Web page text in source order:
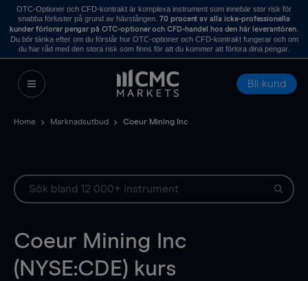
OTC-Optioner och CFD-kontrakt är komplexa instrument som innebär stor risk för
snabba förluster på grund av hävstången. 70 procent av alla icke-professionella
kunder förlorar pengar på OTC-optioner och CFD-handel hos den här leverantören.
Du bör tänka efter om du förstår hur OTC-optioner och CFD-kontrakt fungerar och om
du har råd med den stora risk som finns för att du kommer att förlora dina pengar.
Bli kund
Home Marknadsutbud Coeur Mining Inc
Coeur Mining Inc
(NYSE:CDE) kurs